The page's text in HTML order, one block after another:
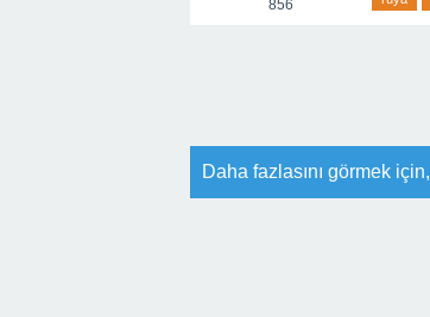
856
Daha fazlasını görmek için,